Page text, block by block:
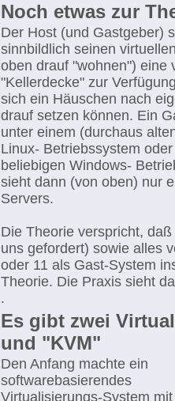
Noch etwas zur
Der Host (und Gastgeber)
sinnbildlich seinen
oben drauf "wohnen") eine
"Kellerdecke" zur
sich ein Häuschen nach
drauf setzen können. Ein
unter einem (durchaus
Linux- Betriebssystem
beliebigen Windows-
sieht dann (von oben) nur
Servers.
Die Theorie verspricht,
uns gefordert) sowie alles
oder 11 als Gast-System
Theorie. Die Praxis sieht
.
Es gibt zwei
und "KVM"
Den Anfang machte ein
softwarebasierendes
Virtualisierungs-System